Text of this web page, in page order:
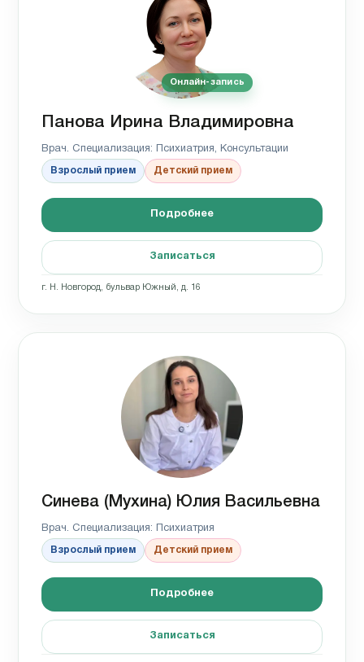
Онлайн-запись
Панова Ирина Владимировна
Врач. Специализация: Психиатрия, Консультации
Взрослый прием Детский прием
Подробнее
Записаться
г. Н. Новгород, бульвар Южный, д. 16
Синева (Мухина) Юлия Васильевна
Врач. Специализация: Психиатрия
Взрослый прием Детский прием
Подробнее
Записаться